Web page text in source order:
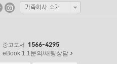
중고도서 1566-4295
eBook 1:1문의/채팅상담